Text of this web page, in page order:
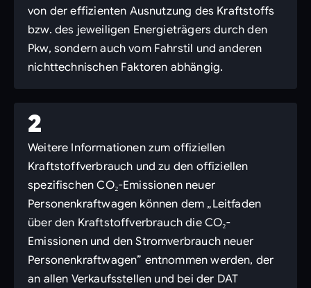
von der effizienten Ausnutzung des Kraftstoffs
bzw. des jeweiligen Energieträgers durch den
Pkw, sondern auch vom Fahrstil und anderen
nichttechnischen Faktoren abhängig.
2
Weitere Informationen zum offiziellen
Kraftstoffverbrauch und zu den offiziellen
spezifischen CO₂-Emissionen neuer
Personenkraftwagen können dem „Leitfaden
über den Kraftstoffverbrauch die CO₂-
Emissionen und den Stromverbrauch neuer
Personenkraftwagen” entnommen werden, der
an allen Verkaufsstellen und bei der DAT